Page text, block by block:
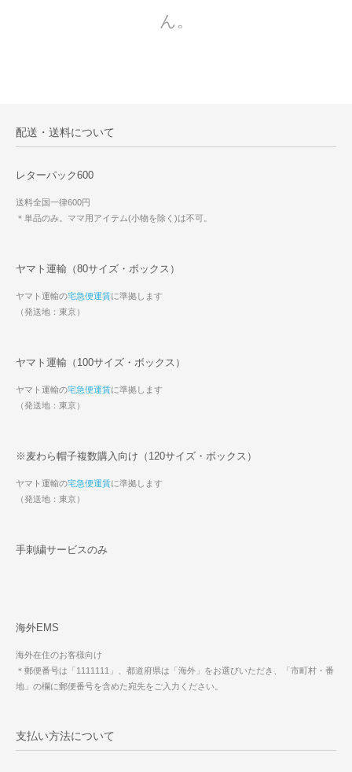
ん。
配送・送料について
レターパック600
送料全国一律600円
＊単品のみ。ママ用アイテム(小物を除く)は不可。
ヤマト運輸（80サイズ・ボックス）
ヤマト運輸の宅急便運賃に準拠します
（発送地：東京）
ヤマト運輸（100サイズ・ボックス）
ヤマト運輸の宅急便運賃に準拠します
（発送地：東京）
※麦わら帽子複数購入向け（120サイズ・ボックス）
ヤマト運輸の宅急便運賃に準拠します
（発送地：東京）
手刺繍サービスのみ
海外EMS
海外在住のお客様向け
＊郵便番号は「1111111」、都道府県は「海外」をお選びいただき、「市町村・番
地」の欄に郵便番号を含めた宛先をご入力ください。
支払い方法について